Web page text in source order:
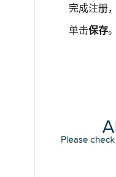
完成注册
单击保存